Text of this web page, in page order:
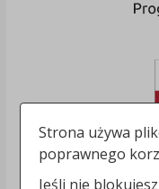
Strona używa
poprawnego
Jeśli nie